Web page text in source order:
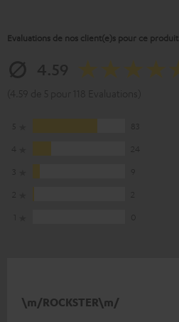
Evaluations de nos client(e)s pour ce produit.
\m/ROCKSTER\m/